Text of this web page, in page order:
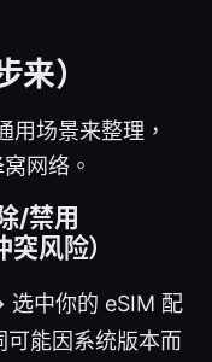
）
场景来整理，
网络。
/禁用
风险）
中你的 eSIM 配
能因系统版本而